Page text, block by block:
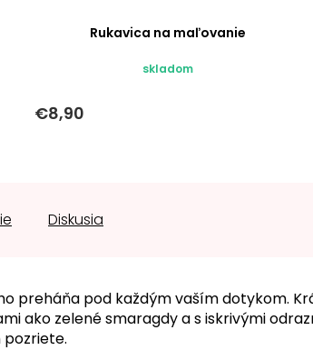
Rukavica na maľovanie
skladom
€8,90
Diskusia
preháňa pod každým vaším dotykom.
ako zelené smaragdy a s iskrivými